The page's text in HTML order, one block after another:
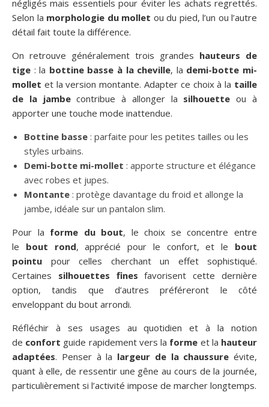
négligés mais essentiels pour éviter les achats regrettés.
Selon la morphologie du mollet ou du pied, l’un ou l’autre
détail fait toute la différence.
On retrouve généralement trois grandes hauteurs de
tige : la bottine basse à la cheville, la demi-botte mi-
mollet et la version montante. Adapter ce choix à la taille
de la jambecontribue à allonger la silhouette ou à
apporter une touche mode inattendue.
Bottine basse : parfaite pour les petites tailles ou les
styles urbains.
Demi-botte mi-mollet : apporte structure et élégance
avec robes et jupes.
Montante : protège davantage du froid et allonge la
jambe, idéale sur un pantalon slim.
Pour la forme du bout, le choix se concentre entre
le bout rond, apprécié pour le confort, et le bout
pointu pour celles cherchant un effet sophistiqué.
Certaines silhouettes fines favorisent cette dernière
option, tandis que d’autres préféreront le côté
enveloppant du bout arrondi.
Réfléchir à ses usages au quotidien et à la notion
de confort guide rapidement vers la forme et la hauteur
adaptées. Penser à la largeur de la chaussure évite,
quant à elle, de ressentir une gêne au cours de la journée,
particulièrement si l’activité impose de marcher longtemps.